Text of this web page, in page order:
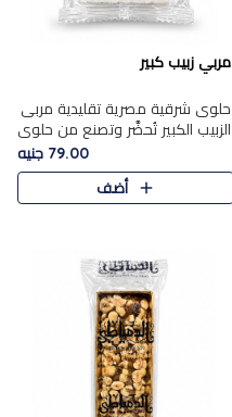
مربي زبيب كبير
حلوى شرقية مصرية تقليدية مربى
الزبيب الكبير تُحضَّر وتصنع من حلوي
جوز الهند باسد بقوام طري ومذاق
غني، وتُزين وتغطا بحبات الزبيب
الذهبي التي ..
79.00 جنيه
أضف